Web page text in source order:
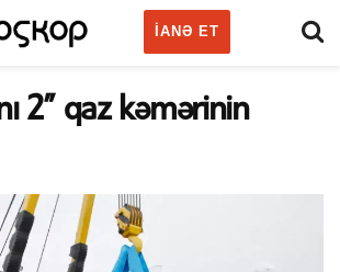
IANƏ ET
2” qaz kəmərinin